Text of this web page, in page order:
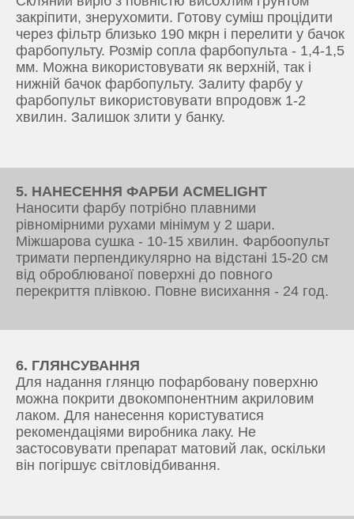
закріпити, знерухомити. Готову суміш процідити
через фільтр близько 190 мкрн і перелити у бачок
фарбопульту. Розмір сопла фарбопульта - 1,4-1,5
мм. Можна використовувати як верхній, так і
нижній бачок фарбопульту. Залиту фарбу у
фарбопульт використовувати впродовж 1-2
хвилин. Залишок злити у банку.
5. НАНЕСЕННЯ ФАРБИ ACMELIGHT
Наносити фарбу потрібно плавними
рівномірними рухами мінімум у 2 шари.
Міжшарова сушка - 10-15 хвилин. Фарбоопульт
тримати перпендикулярно на відстані 15-20 см
від оброблюваної поверхні до повного
перекриття плівкою. Повне висихання - 24 год.
6. ГЛЯНСУВАННЯ
Для надання глянцю пофарбовану поверхню
можна покрити двокомпонентним акриловим
лаком. Для нанесення користуватися
рекомендаціями виробника лаку. Не
застосовувати препарат матовий лак, оскільки
він погіршує світловідбивання.